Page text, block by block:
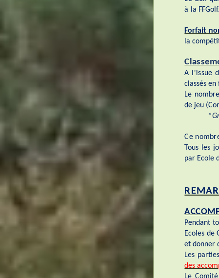
à la
Forfait
la
A l'issue
classés
Le
de jeu
Ce
Tous les
par Ecole
Pendant
Ecoles de
et donner
Les
des